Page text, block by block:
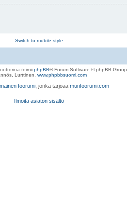
Switch to mobile style
toimii phpBB® Forum Software © phpBB Group
Lurttinen, www.phpbbsuomi.com
foorumi , jonka tarjoaa munfoorumi.com
Ilmoita asiaton sisältö